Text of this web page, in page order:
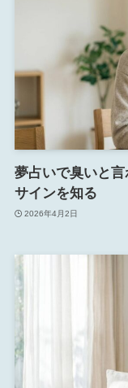
夢占いで臭いと
サインを知る
2026年4月2日